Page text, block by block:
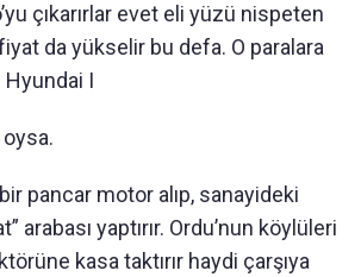
çıkarırlar evet eli yüzü nispeten
da yükselir bu defa. O paralara
I
oysa.
pancar motor alıp, sanayideki
arabası yaptırır. Ordu’nun köylüleri
kasa taktırır haydi çarşıya